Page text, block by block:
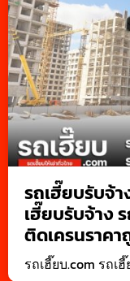
รถเฮี๊ยบรับจ้า
เฮี๊ยบรับจ้าง
ติดเครนราคา
รถเฮี๊ยบ.com รถเ